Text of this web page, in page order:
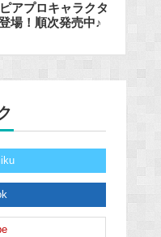
アプロキャラクタ
場！順次発売中♪